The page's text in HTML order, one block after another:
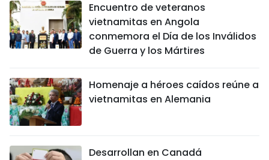
Encuentro de veteranos
vietnamitas en Angola
conmemora el Día de los Inválidos
de Guerra y los Mártires
Homenaje a héroes caídos reúne a
vietnamitas en Alemania
Desarrollan en Canadá